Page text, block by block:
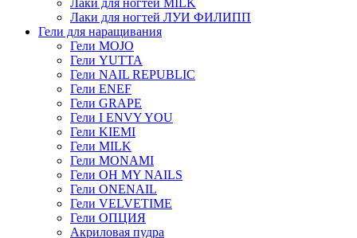
Лаки для ногтей MILK
Лаки для ногтей ЛУИ ФИЛИПП
Гели для наращивания
Гели MOJO
Гели YUTTA
Гели NAIL REPUBLIC
Гели ENEF
Гели GRAPE
Гели I ENVY YOU
Гели KIEMI
Гели MILK
Гели MONAMI
Гели OH MY NAILS
Гели ONENAIL
Гели VELVETIME
Гели ОПЦИЯ
Акриловая пудра